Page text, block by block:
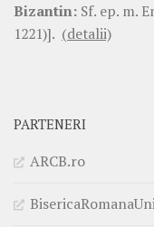
Bizantin: Sf. ep. m.
1221)]. (detalii)
PARTENERI
ARCB.ro